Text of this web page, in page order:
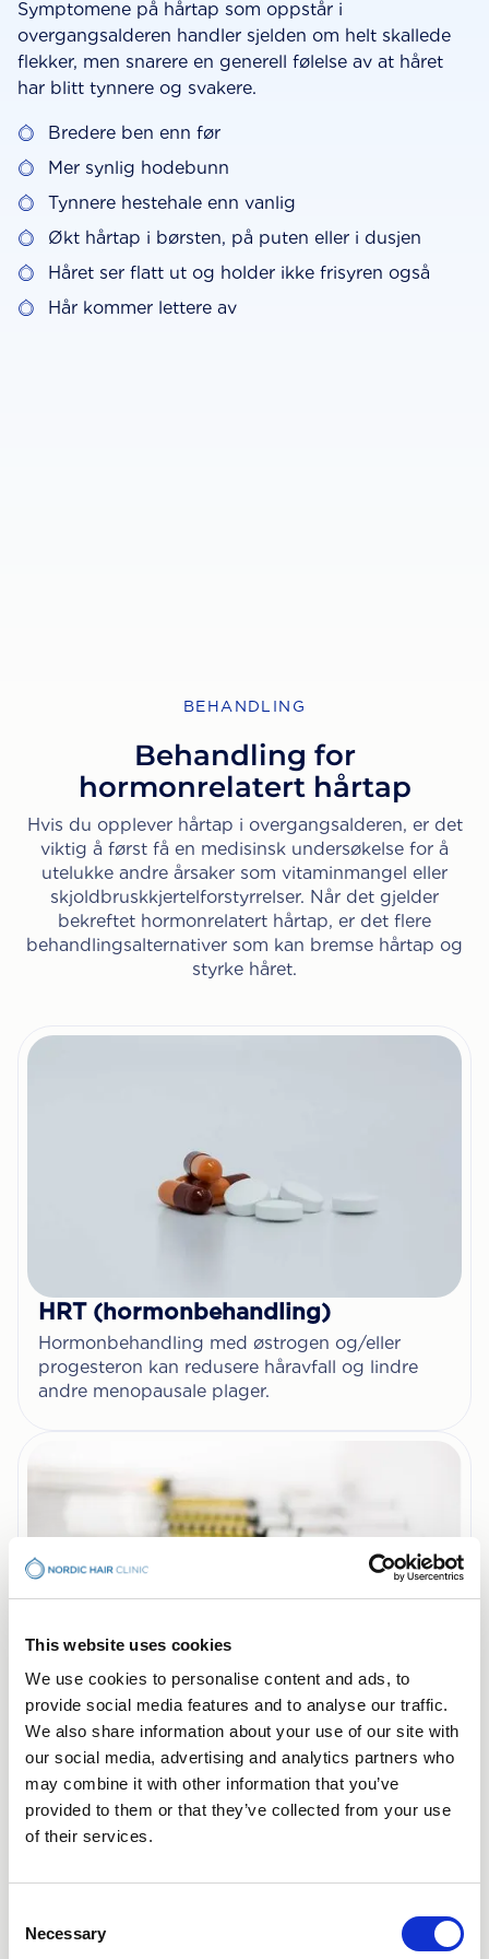
This website uses cookies
We use cookies to personalise content and ads, to
provide social media features and to analyse our traffic.
We also share information about your use of our site with
our social media, advertising and analytics partners who
may combine it with other information that you’ve
provided to them or that they’ve collected from your use
of their services.
Selection
Necessary
Symptomene på hårtap som oppstår i
overgangsalderen handler sjelden om helt skallede
flekker, men snarere en generell følelse av at håret
har blitt tynnere og svakere.
Bredere ben enn før
Mer synlig hodebunn
Tynnere hestehale enn vanlig
Økt hårtap i børsten, på puten eller i dusjen
Håret ser flatt ut og holder ikke frisyren også
Hår kommer lettere av
BEHANDLING
Behandling for
hormonrelatert hårtap
Hvis du opplever hårtap i overgangsalderen, er det
viktig å først få en medisinsk undersøkelse for å
utelukke andre årsaker som vitaminmangel eller
skjoldbruskkjertelforstyrrelser. Når det gjelder
bekreftet hormonrelatert hårtap, er det flere
behandlingsalternativer som kan bremse hårtap og
styrke håret.
HRT (hormonbehandling)
Hormonbehandling med østrogen og/eller
progesteron kan redusere håravfall og lindre
andre menopausale plager.
PRP-behandling
En naturlig behandling der ditt eget
blodplasma injiseres i hodebunnen for å
stimulere hårsekkene.